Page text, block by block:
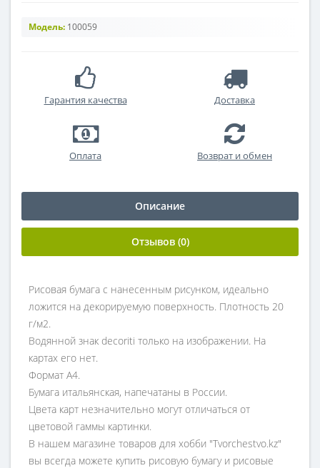
Модель: 100059
Гарантия качества Доставка
Оплата Возврат и обмен
Описание
Отзывов (0)
Рисовая бумага с нанесенным рисунком, идеально
ложится на декорируемую поверхность. Плотность 20
г/м2.
Водянной знак decoriti только на изображении. На
картах его нет.
Формат А4.
Бумага итальянская, напечатаны в России.
Цвета карт незначительно могут отличаться от
цветовой гаммы картинки.
В нашем магазине товаров для хобби "Tvorchestvo.kz"
вы всегда можете купить рисовую бумагу и рисовые